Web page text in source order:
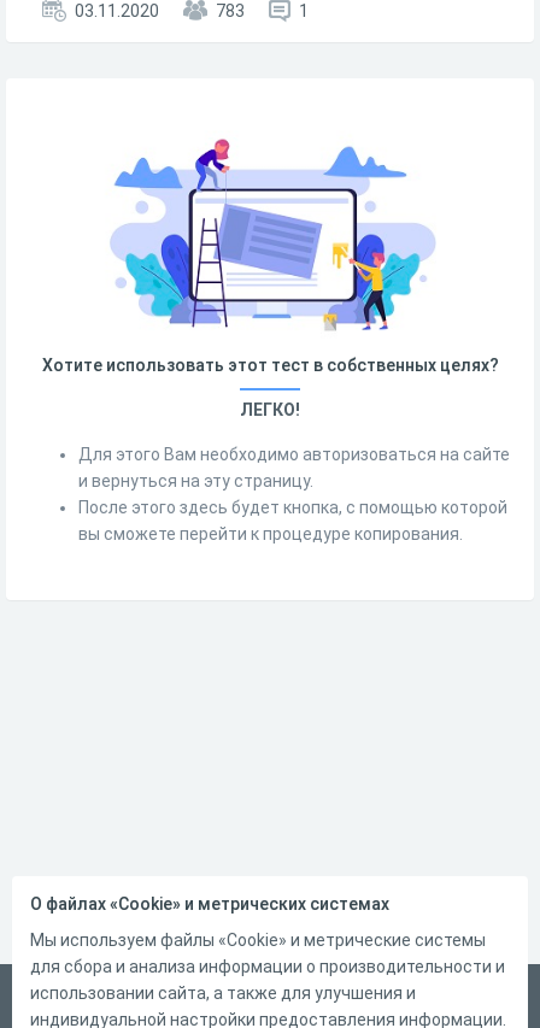
03.11.2020 783 1
Хотите использовать этот тест в собственных целях?
ЛЕГКО!
Для этого Вам необходимо авторизоваться на сайте
и вернуться на эту страницу.
После этого здесь будет кнопка, с помощью которой
вы сможете перейти к процедуре копирования.
Русский
О файлах «Cookie» и метрических системах
Мы используем файлы «Cookie» и метрические системы
для сбора и анализа информации о производительности и
использовании сайта, а также для улучшения и
индивидуальной настройки предоставления информации.